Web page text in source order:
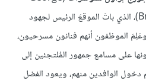
Brown Convention Center)، الذي باتَ الموقعَ الرئيس لجهود
وعَلِمَ الموظفون أنهم فنانون مسرحيون،
على مسامع جمهور المُلتجئين إلى
دخول الوافدين منهم، ويعود الفضل